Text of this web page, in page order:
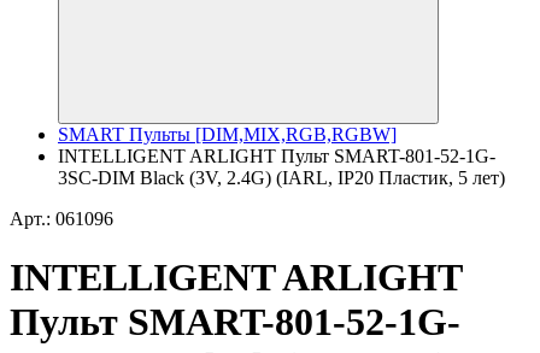
SMART Пульты [DIM,MIX,RGB,RGBW]
INTELLIGENT ARLIGHT Пульт SMART-801-52-1G-
3SC-DIM Black (3V, 2.4G) (IARL, IP20 Пластик, 5 лет)
Арт.: 061096
INTELLIGENT ARLIGHT
Пульт SMART-801-52-1G-